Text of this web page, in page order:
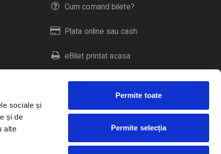
sociale și
și de
alte
Permite toate
Permite selecția
Cum comand bilete?
Plata online sau cash
eBilet printat acasa
Livrare prin curier
Duplicare bilete